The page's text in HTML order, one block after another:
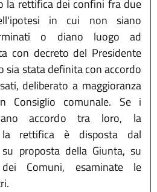
la rettifica dei confini fra due
in cui non siano
o diano luogo ad
con decreto del Presidente
sia stata definita con accordo
deliberato a maggioranza
Consiglio comunale. Se i
accordo tra loro, la
la rettifica è disposta dal
proposta della Giunta, su
Comuni, esaminate le